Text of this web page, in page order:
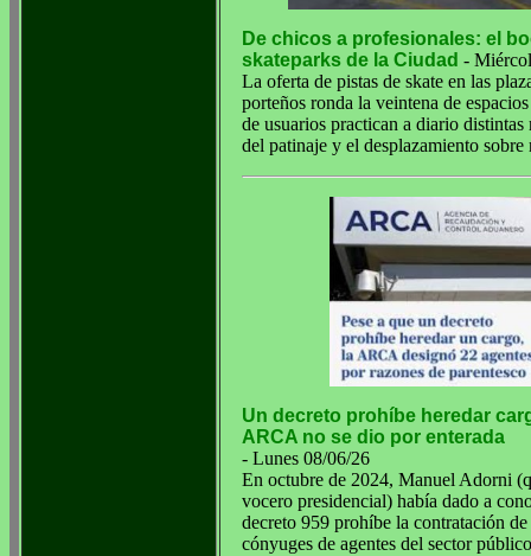
De chicos a profesionales: el
skateparks de la Ciudad -
La oferta de pistas de skate en las
porteños ronda la veintena de
de usuarios practican a diario distintas
del patinaje y el desplazamiento sobre
Un decreto prohíbe heredar
ARCA no se dio por enterada
- Lunes 08/06/26
En octubre de 2024, Manuel Adorni
vocero presidencial) había dado a
decreto 959 prohíbe la contratación
cónyuges de agentes del sector